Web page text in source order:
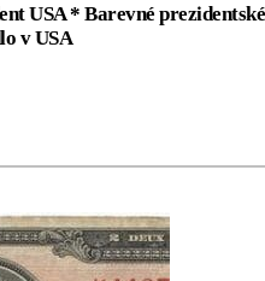
USA * Barevné
v USA